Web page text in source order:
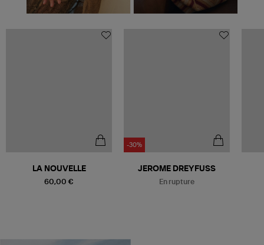
60,00 €
LA NOUVELLE
-30%
En rupture
JEROME DREYFUSS